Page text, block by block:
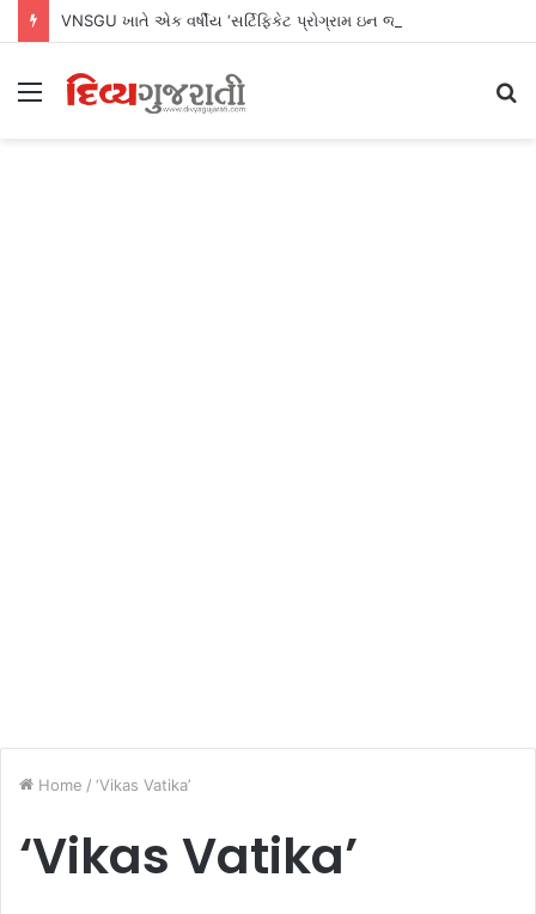
Menu
Home / ‘Vikas Vatika’
‘Vikas Vatika’